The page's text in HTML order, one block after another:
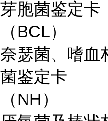
芽胞菌鉴定卡
（BCL）
奈瑟菌、嗜血
菌鉴定卡
（NH）